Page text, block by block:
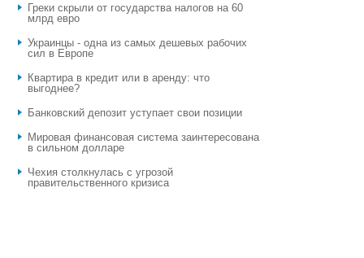
Греки скрыли от государства налогов на 60
млрд евро
Украинцы - одна из самых дешевых рабочих
сил в Европе
Квартира в кредит или в аренду: что
выгоднее?
​Банковский депозит уступает свои позиции
Мировая финансовая система заинтересована
в сильном долларе
Чехия столкнулась с угрозой
правительственного кризиса